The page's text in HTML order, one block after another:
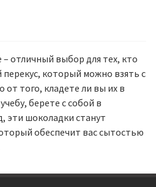
отличный выбор для тех, кто
который можно взять с
от того, кладете ли вы их в
берете с собой в
эти шоколадки станут
обеспечит вас сытостью